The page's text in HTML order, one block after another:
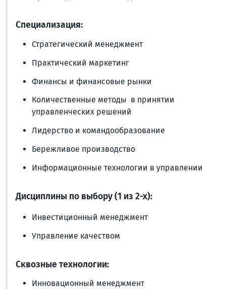
Специализация:
Стратегический менеджмент
Практический маркетинг
Финансы и финансовые рынки
Количественные методы в принятии
управленческих решений
Лидерство и командообразование
Бережливое производство
Информационные технологии в управлении
Дисциплины по выбору (1 из 2-х):
Инвестиционный менеджмент
Управление качеством
Сквозные технологии:
Инновационный менеджмент